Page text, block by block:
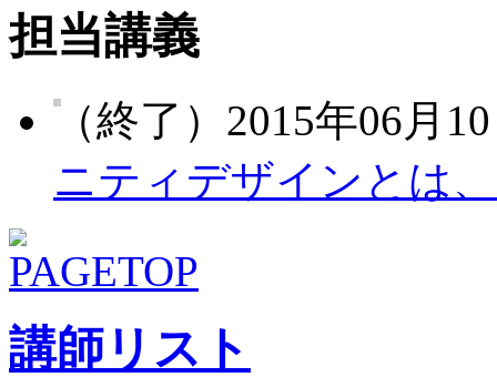
担当講義
（終了）2015年06月
ニティデザインとは
講師リスト